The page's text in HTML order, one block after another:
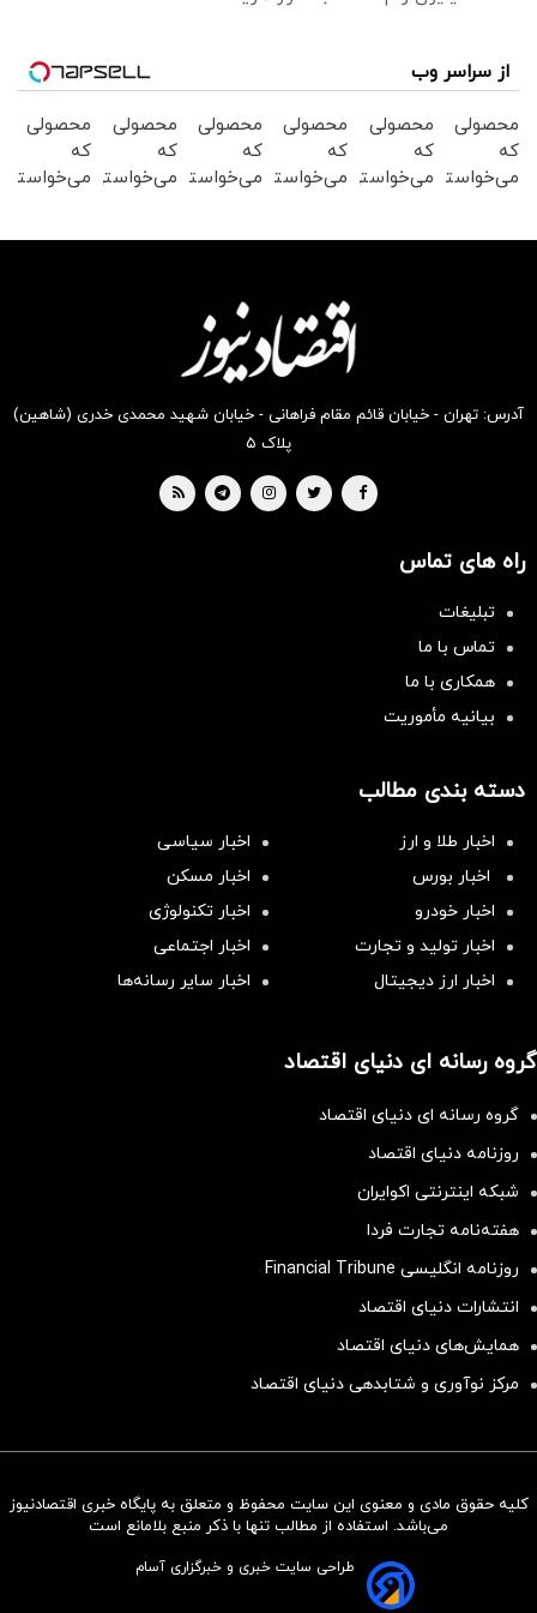
سرمایه‌گذاری همسنگ با شاخص
از سراسر وب
محصولی
که
می‌خواستی
محصولی
که
می‌خواستی
محصولی
که
می‌خواستی
بخر !
محصولی
که
می‌خواستی
بخر !
محصولی
که
می‌خواستی
محصولی
که
می‌خواستی
آدرس: تهران - خیابان قائم مقام فراهانی - خیابان شهید محمدی خدری (شاهین)
پلاک ۵
راه های تماس
تبلیغات
تماس با ما
همکاری با ما
بیانیه مأموریت
دسته بندی مطالب
اخبار طلا و ارز
اخبار سیاسی
اخبار بورس
اخبار مسکن
اخبار خودرو
اخبار تکنولوژی
اخبار تولید و تجارت
اخبار اجتماعی
اخبار ارز دیجیتال
اخبار سایر رسانه‌‌ها
گروه رسانه ای دنیای اقتصاد
گروه رسانه ای دنیای اقتصاد
روزنامه دنیای اقتصاد
شبکه اینترنتی اکوایران
هفته‌نامه تجارت فردا
روزنامه انگلیسی Financial Tribune
انتشارات دنیای اقتصاد
همایش‌های دنیای اقتصاد
مرکز نوآوری و شتابدهی دنیای اقتصاد
کلیه حقوق مادی و معنوی این سایت محفوظ و متعلق به پایگاه خبری اقتصادنیوز
می‌باشد. استفاده از مطالب تنها با ذکر منبع بلامانع است
طراحی سایت خبری و خبرگزاری آسام